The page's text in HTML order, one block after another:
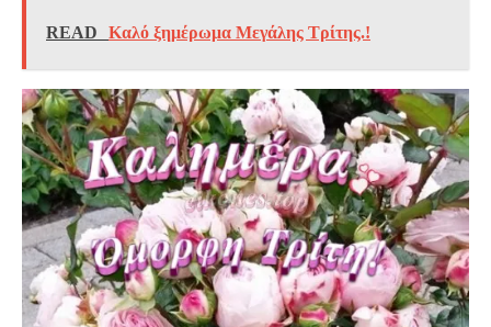
READ Καλό ξημέρωμα Μεγάλης Τρίτης.!